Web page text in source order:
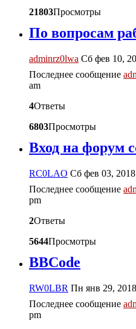
21803Просмотры
По вопросам
adminrz0lwa Сб фев 10,
Последнее сообщение
am
4Ответы
6803Просмотры
Вход на форум
RC0LAO Сб фев 03, 2018
Последнее сообщение
pm
2Ответы
5644Просмотры
BBCode
RW0LBR Пн янв 29,
Последнее сообщение
pm